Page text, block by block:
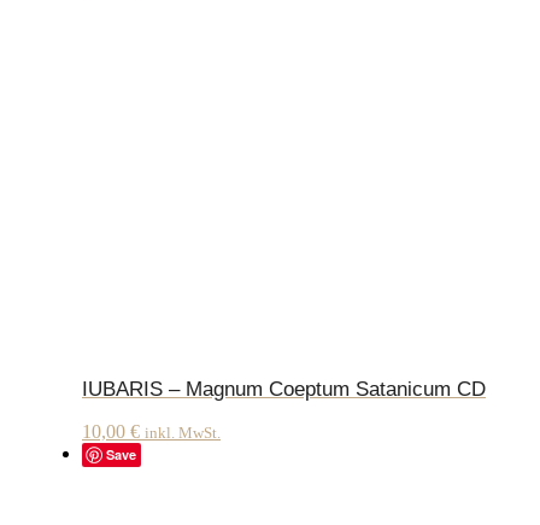
IUBARIS – Magnum Coeptum Satanicum CD
10,00 € inkl. MwSt.
Save